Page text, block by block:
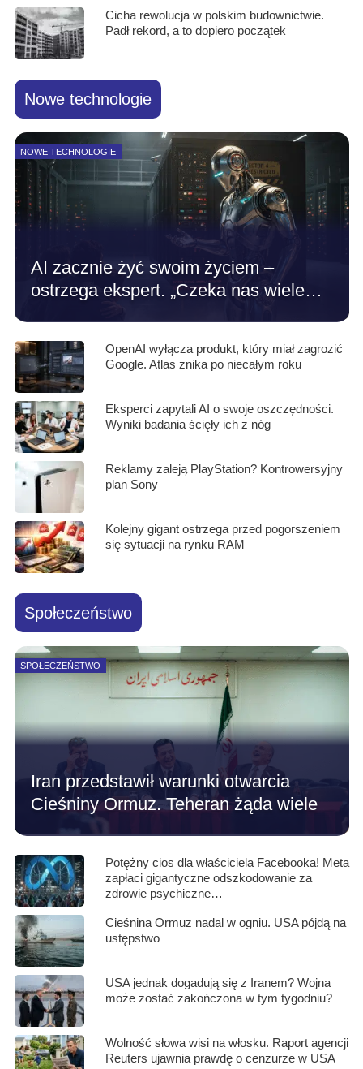
Cicha rewolucja w polskim budownictwie.
Padł rekord, a to dopiero początek
Nowe technologie
NOWE TECHNOLOGIE
AI zacznie żyć swoim życiem –
ostrzega ekspert. „Czeka nas wiele…
OpenAI wyłącza produkt, który miał zagrozić
Google. Atlas znika po niecałym roku
Eksperci zapytali AI o swoje oszczędności.
Wyniki badania ścięły ich z nóg
Reklamy zaleją PlayStation? Kontrowersyjny
plan Sony
Kolejny gigant ostrzega przed pogorszeniem
się sytuacji na rynku RAM
Społeczeństwo
SPOŁECZEŃSTWO
Iran przedstawił warunki otwarcia
Cieśniny Ormuz. Teheran żąda wiele
Potężny cios dla właściciela Facebooka! Meta
zapłaci gigantyczne odszkodowanie za
zdrowie psychiczne…
Cieśnina Ormuz nadal w ogniu. USA pójdą na
ustępstwo
USA jednak dogadują się z Iranem? Wojna
może zostać zakończona w tym tygodniu?
Wolność słowa wisi na włosku. Raport agencji
Reuters ujawnia prawdę o cenzurze w USA